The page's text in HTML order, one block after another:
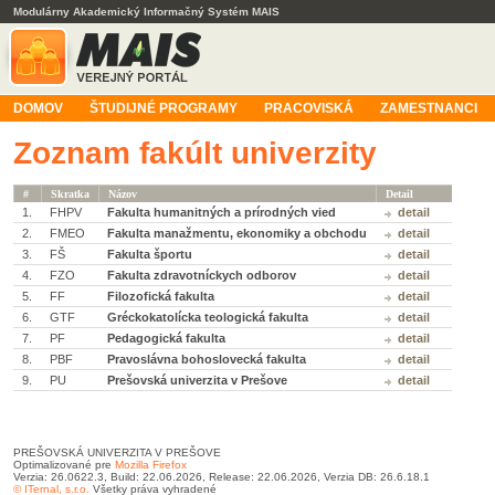
Modulárny Akademický Informačný Systém MAIS
DOMOV ŠTUDIJNÉ PROGRAMY PRACOVISKÁ ZAMESTNANCI
Zoznam fakúlt univerzity
# Skratka Názov Detail
1. FHPV Fakulta humanitných a prírodných vied
detail
2.
FMEO Fakulta manažmentu, ekonomiky a obchodu
detail
3.
FŠ Fakulta športu
detail
4.
FZO Fakulta zdravotníckych odborov
detail
5.
FF Filozofická fakulta
detail
6.
GTF Gréckokatolícka teologická fakulta
detail
7.
PF Pedagogická fakulta
detail
8.
PBF Pravoslávna bohoslovecká fakulta
detail
9.
PU Prešovská univerzita v Prešove detail
PREŠOVSKÁ UNIVERZITA V PREŠOVE
Optimalizované pre Mozilla Firefox
Verzia: 26.0622.3, Build: 22.06.2026, Release: 22.06.2026, Verzia DB: 26.6.18.1
© ITernal, s.r.o. Všetky práva vyhradené